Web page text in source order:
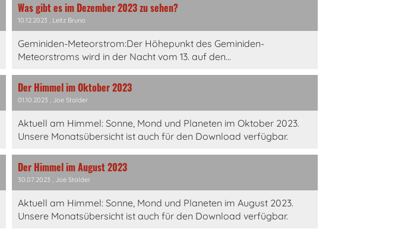
Was gibt es im Dezember 2023 zu sehen?
10.12.2023 , Leitz Bruno
Geminiden-Meteorstrom:Der Höhepunkt des Geminiden-
Meteorstroms wird in der Nacht vom 13. auf den...
Der Himmel im Oktober 2023
01.10.2023 , Joe Stalder
Aktuell am Himmel: Sonne, Mond und Planeten im Oktober 2023.
Unsere Monatsübersicht ist auch für den Download verfügbar.
Der Himmel im August 2023
30.07.2023 , Joe Stalder
Aktuell am Himmel: Sonne, Mond und Planeten im August 2023.
Unsere Monatsübersicht ist auch für den Download verfügbar.